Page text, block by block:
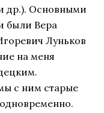
др.). Основными
были Вера
Луньков
на меня
с ним старые